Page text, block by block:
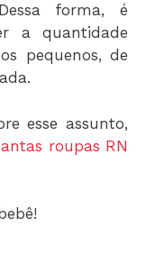
forma, é
a quantidade
pequenos, de
esse assunto,
roupas RN